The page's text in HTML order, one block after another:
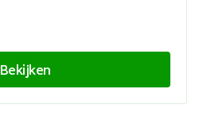
Bekijken